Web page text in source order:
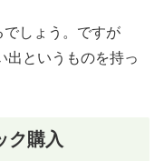
でしょう。ですが
出というものを持っ
ク購入